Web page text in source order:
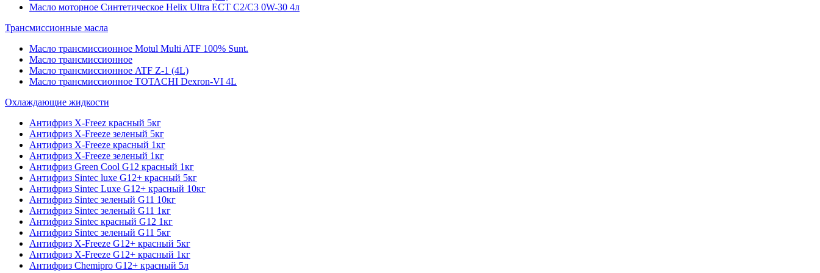
Масло моторное Синтетическое Helix Ultra ECT C2/C3 0W-30 4л
Трансмиссионные масла
Масло трансмиссионное Motul Multi ATF 100% Sunt.
Масло трансмиссионное
Масло трансмиссионное ATF Z-1 (4L)
Масло трансмиссионное TOTACHI Dexron-VI 4L
Охлаждающие жидкости
Антифриз X-Freez красный 5кг
Антифриз X-Freeze зеленый 5кг
Антифриз X-Freeze красный 1кг
Антифриз X-Freeze зеленый 1кг
Антифриз Green Cool G12 красный 1кг
Антифриз Sintec luxe G12+ красный 5кг
Антифриз Sintec Luxe G12+ красный 10кг
Антифриз Sintec зеленый G11 10кг
Антифриз Sintec зеленый G11 1кг
Антифриз Sintec красный G12 1кг
Антифриз Sintec зеленый G11 5кг
Антифриз X-Freeze G12+ красный 5кг
Антифриз X-Freeze G12+ красный 1кг
Антифриз Chemipro G12+ красный 5л